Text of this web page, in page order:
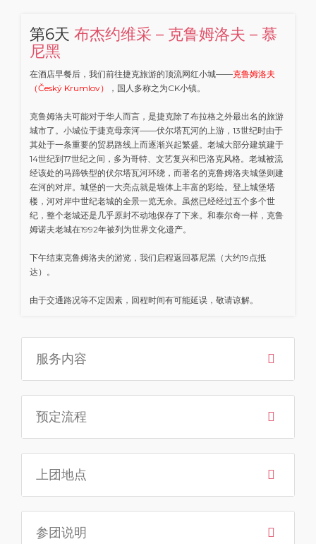
第6天 布杰约维采 – 克鲁姆洛夫 – 慕
尼黑
在酒店早餐后，我们前往捷克旅游的顶流网红小城——克鲁姆洛夫
（Český Krumlov）
，国人多称之为CK小镇。
克鲁姆洛夫可能对于华人而言，是捷克除了布拉格之外最出名的旅游
城市了。小城位于捷克母亲河——伏尔塔瓦河的上游，13世纪时由于
其处于一条重要的贸易路线上而逐渐兴起繁盛。老城大部分建筑建于
14世纪到17世纪之间，多为哥特、文艺复兴和巴洛克风格。老城被流
经该处的马蹄铁型的伏尔塔瓦河环绕，而著名的克鲁姆洛夫城堡则建
在河的对岸。城堡的一大亮点就是墙体上丰富的彩绘。登上城堡塔
楼，河对岸中世纪老城的全景一览无余。虽然已经经过五个多个世
纪，整个老城还是几乎原封不动地保存了下来。和泰尔奇一样，克鲁
姆诺夫老城在1992年被列为世界文化遗产。
下午结束克鲁姆洛夫的游览，我们启程返回慕尼黑（大约19点抵
达）。
由于交通路况等不定因素，回程时间有可能延误，敬请谅解。
服务内容
预定流程
上团地点
参团说明